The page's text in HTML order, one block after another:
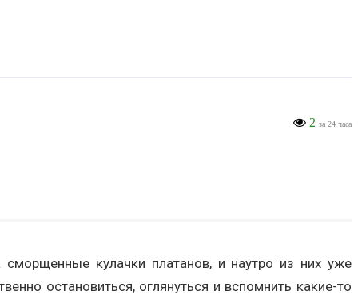
2 за 24 часа
кулачки платанов, и наутро из них уже
остановиться, оглянуться и вспомнить какие-то